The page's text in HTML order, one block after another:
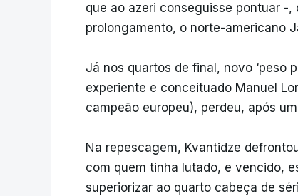
que ao azeri conseguisse pontuar -
prolongamento, o norte-americano
Já nos quartos de final, novo ‘peso
experiente e conceituado Manuel
campeão europeu), perdeu, após
Na repescagem, Kvantidze
com quem tinha lutado, e vencido,
superiorizar ao quarto cabeça de